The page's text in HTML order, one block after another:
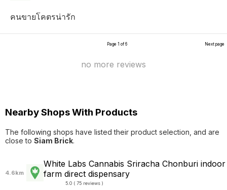
คนขายโคตรน่ารัก
Page 1 of 6 Next page
no more reviews
Nearby Shops With Products
The following shops have listed their product selection, and are
close to Siam Brick.
4.6km
White Labs Cannabis Sriracha Chonburi indoor
farm direct dispensary
5.0 ( 75 reviews )